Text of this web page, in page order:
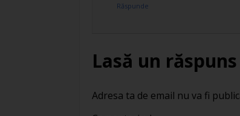
Răspunde
Lasă un răspuns
Adresa ta de email nu va fi